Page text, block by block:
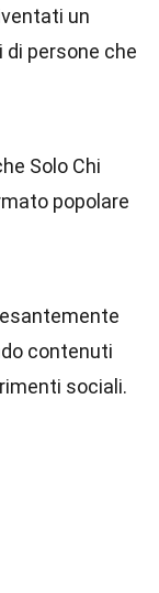
un
persone che
Solo Chi
popolare
contenuti
sociali.